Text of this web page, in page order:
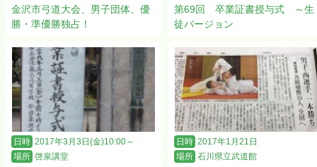
金沢市弓道大会、男子団体、優
勝・準優勝独占！
第69回 卒業証書授与式 ～生
徒バージョン
日時 2017年3月3日(金)10:00～
場所 啓泉講堂
日時 2017年1月21日
場所 石川県立武道館